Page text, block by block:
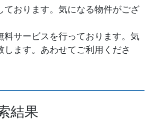
おります。気になる物件がござ
サービスを行っております。気
ます。あわせてご利用くださ
結果